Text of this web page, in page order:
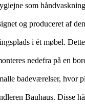
som
og produceret af
i ét møbel.
nedefra på en
badeværelser,
Bauhaus. Disse